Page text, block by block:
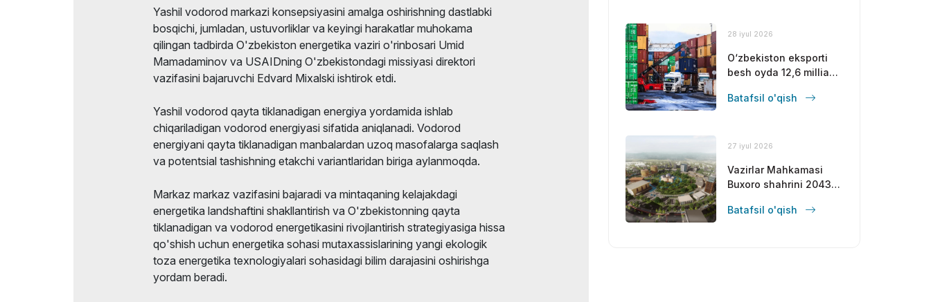
Yashil vodorod markazi konsepsiyasini amalga oshirishning dastlabki
bosqichi, jumladan, ustuvorliklar va keyingi harakatlar muhokama
qilingan tadbirda O'zbekiston energetika vaziri o'rinbosari Umid
Mamadaminov va USAIDning O'zbekistondagi missiyasi direktori
vazifasini bajaruvchi Edvard Mixalski ishtirok etdi.
Yashil vodorod qayta tiklanadigan energiya yordamida ishlab
chiqariladigan vodorod energiyasi sifatida aniqlanadi. Vodorod
energiyani qayta tiklanadigan manbalardan uzoq masofalarga saqlash
va potentsial tashishning etakchi variantlaridan biriga aylanmoqda.
Markaz markaz vazifasini bajaradi va mintaqaning kelajakdagi
energetika landshaftini shakllantirish va O'zbekistonning qayta
tiklanadigan va vodorod energetikasini rivojlantirish strategiyasiga hissa
qo'shish uchun energetika sohasi mutaxassislarining yangi ekologik
toza energetika texnologiyalari sohasidagi bilim darajasini oshirishga
yordam beradi.
28 iyul 2026
O‘zbekiston eksporti
besh oyda 12,6 milliard
Batafsil o'qish
27 iyul 2026
Vazirlar Mahkamasi
Buxoro shahrini 2043-
rivojlantirishning bosh
Batafsil o'qish